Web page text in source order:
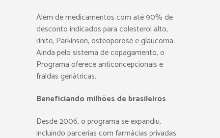
Além de medicamentos com até 90% de
desconto indicados para colesterol alto,
rinite, Parkinson, osteoporose e glaucoma.
Ainda pelo sistema de copagamento, o
Programa oferece anticoncepcionais e
fraldas geriátricas.
Beneficiando milhões de brasileiros
Desde 2006, o programa se expandiu,
incluindo parcerias com farmácias privadas